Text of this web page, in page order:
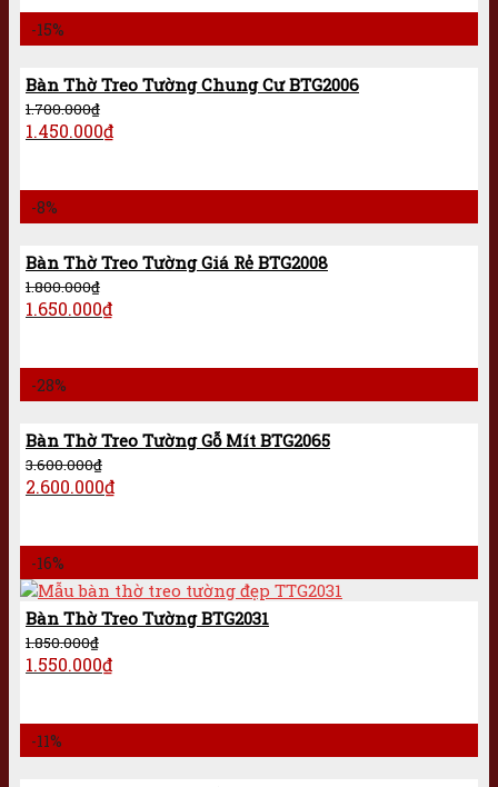
-15%
Bàn Thờ Treo Tường Chung Cư BTG2006
1.700.000₫
1.450.000₫
-8%
Bàn Thờ Treo Tường Giá Rẻ BTG2008
1.800.000₫
1.650.000₫
-28%
Bàn Thờ Treo Tường Gỗ Mít BTG2065
3.600.000₫
2.600.000₫
-16%
Bàn Thờ Treo Tường BTG2031
1.850.000₫
1.550.000₫
-11%